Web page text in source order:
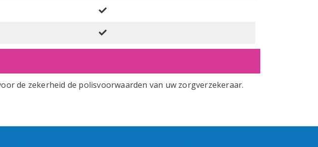
de zekerheid de polisvoorwaarden van uw zorgverzekeraar.